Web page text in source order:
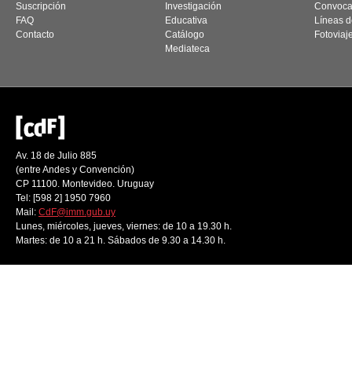
Suscripción
FAQ
Contacto
Investigación
Educativa
Catálogo
Mediateca
Líneas
Av. 18 de Julio 885
(entre Andes y Convención)
CP 11100. Montevideo. Uruguay
Tel: [598 2] 1950 7960
Mail: CdF@imm.gub.uy
Lunes, miércoles, jueves, viernes: de 10 a 19.30 h.
Martes: de 10 a 21 h. Sábados de 9.30 a 14.30 h.